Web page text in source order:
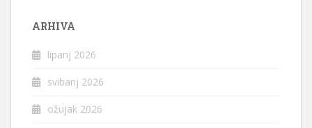
ARHIVA
lipanj 2026
svibanj 2026
ožujak 2026